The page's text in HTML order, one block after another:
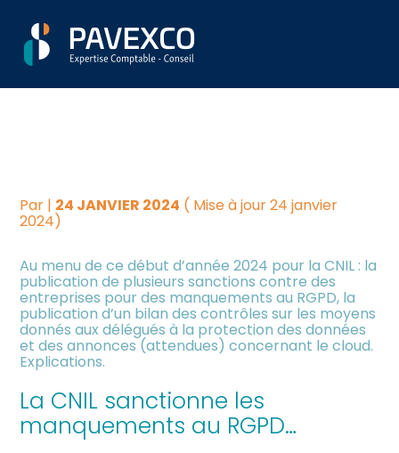
Aller
au
Créer et reprendre une
activité
Développer votre entreprise
Construire votre patrimoine
Être prêt pour la facturation
électronique
Investir dans la location
meublée
Piloter votre gestion
CNIL : UN DÉBUT 2024
Par | 24 JANVIER 2024 ( Mise à jour 24 janvier
2024)
Au menu de ce début d’année 2024 pour la CNIL : la
publication de plusieurs sanctions contre des
entreprises pour des manquements au RGPD, la
publication d’un bilan des contrôles sur les moyens
donnés aux délégués à la protection des données
et des annonces (attendues) concernant le cloud.
Explications.
La CNIL sanctionne les
manquements au RGPD…